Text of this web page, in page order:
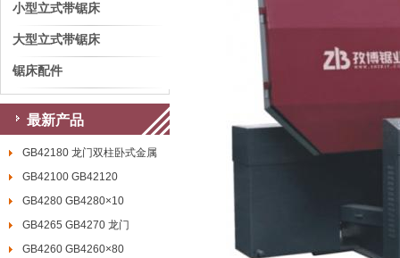
小型立式带锯床
大型立式带锯床
锯床配件
最新产品
GB42180 龙门双柱卧式金属
GB42100 GB42120
GB4280 GB4280×10
GB4265 GB4270 龙门
GB4260 GB4260×80